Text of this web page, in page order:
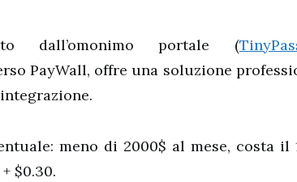
dall’omonimo portale (
PayWall, offre una soluzione
meno di 2000$ al mese, costa il
$0.30.